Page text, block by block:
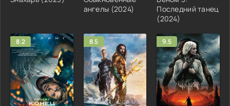
ангелы (2024)
Последний танец
(2024)
8.2 8.5 9.5